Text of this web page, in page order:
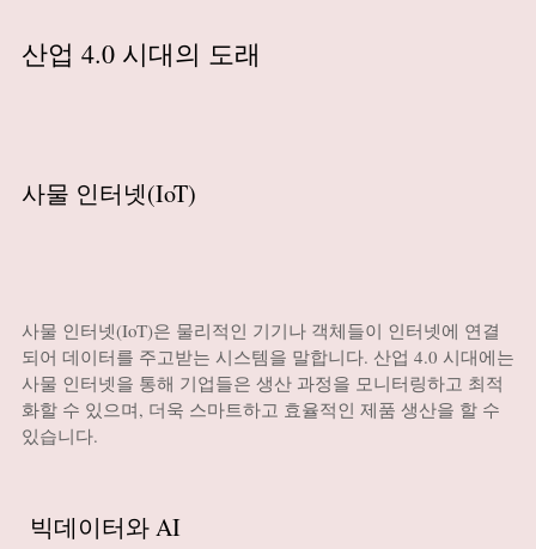
산업 4.0 시대의 도래
사물 인터넷(IoT)
사물 인터넷(IoT)은 물리적인 기기나 객체들이 인터넷에 연결
되어 데이터를 주고받는 시스템을 말합니다. 산업 4.0 시대에는
사물 인터넷을 통해 기업들은 생산 과정을 모니터링하고 최적
화할 수 있으며, 더욱 스마트하고 효율적인 제품 생산을 할 수
있습니다.
빅데이터와 AI